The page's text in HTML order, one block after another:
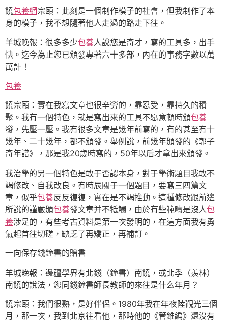
饒包養網宗頤：此刻是一個制作模子的社會，但我制作了本
身的模子，我不想隨著他人走過的路走下往。
羊城晚報：很多多少包養人說您是奇才，寫的工具多，出手
快。迄今為止您已頒發專著六十多部，內在的事務字數以萬
萬計！
包養
饒宗頤：實在我寫文章也很辛勞的，靠忍受，靠持久的積
聚。我有一個特色，就是寫出來的工具不愿意頓時頒包養
發，先壓一壓。我有很多文章是幾年前寫的，有的甚至有十
幾年、二十幾年，都不頒發。舉例說，前幾年頒發的《郭子
奇年譜》，那是我20歲時寫的，50年以后才拿出來頒發。
我治學的另一個特色是敢于否認本身，對于學術題目我敢不
竭修改、自我改良。有時辰關于一個題目，要寫三四篇文
章，似乎包養反反復復，實在是不竭推動。這種修改跟前邊
所說的謹嚴頒包養發文章并不牴觸，由於有些範疇是沒人包
養涉足的，有些考古資料是第一次發明的，在這方面我有勇
氣起首往切磋，缺乏了再矯正，再補訂。
一向保存錢鐘書的贈書
羊城晚報：邊疆學界有北錢（鐘書）南饒，或北季（羨林）
南饒的說法，您同錢鐘書師長教師的來往是什么年月？
饒宗頤：我們很熟，是好伴侶。1980年我在年夜陸觀光三個
月，那一次，我到北京往看他，那時他的《管錐編》還沒有